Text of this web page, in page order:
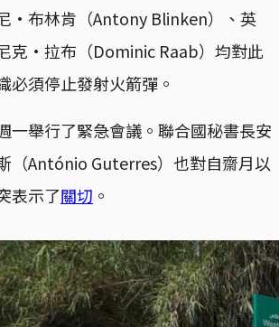
·布林肯（Antony Blinken）、英
克·拉布（Dominic Raab）均對此
必須停止發射火箭彈。
一舉行了緊急會議。聯合國秘書長安
（António Guterres）也對自齋月以
表示了關切 。